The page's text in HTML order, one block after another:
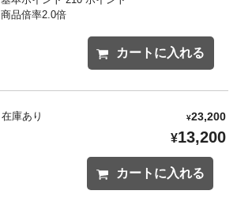
商品倍率2.0倍
カートに入れる
在庫あり ¥23,200
¥13,200
カートに入れる